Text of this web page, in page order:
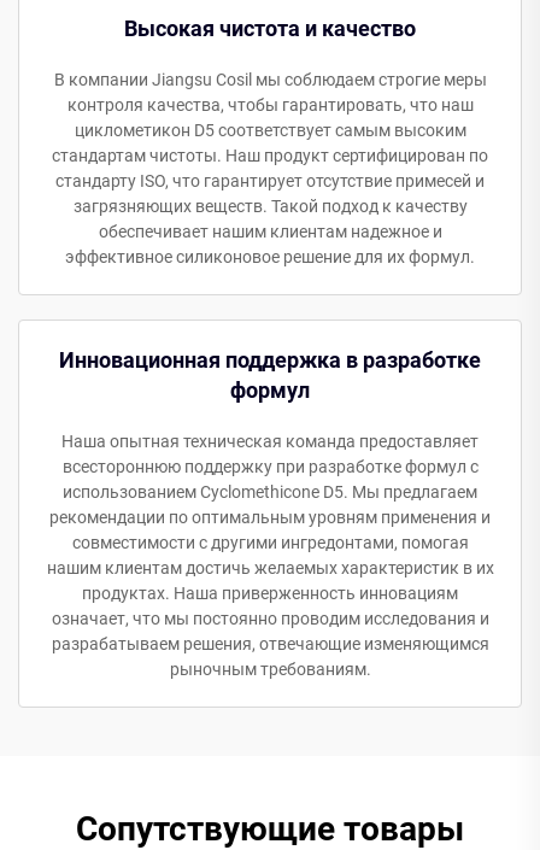
Высокая чистота и качество
В компании Jiangsu Cosil мы соблюдаем строгие меры
контроля качества, чтобы гарантировать, что наш
циклометикон D5 соответствует самым высоким
стандартам чистоты. Наш продукт сертифицирован по
стандарту ISO, что гарантирует отсутствие примесей и
загрязняющих веществ. Такой подход к качеству
обеспечивает нашим клиентам надежное и
эффективное силиконовое решение для их формул.
Инновационная поддержка в разработке
формул
Наша опытная техническая команда предоставляет
всестороннюю поддержку при разработке формул с
использованием Cyclomethicone D5. Мы предлагаем
рекомендации по оптимальным уровням применения и
совместимости с другими ингредонтами, помогая
нашим клиентам достичь желаемых характеристик в их
продуктах. Наша приверженность инновациям
означает, что мы постоянно проводим исследования и
разрабатываем решения, отвечающие изменяющимся
рыночным требованиям.
Сопутствующие товары